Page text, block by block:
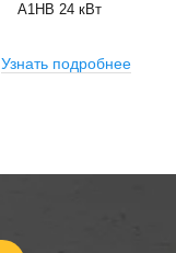
A1HB 24 кВт
Узнать подробнее